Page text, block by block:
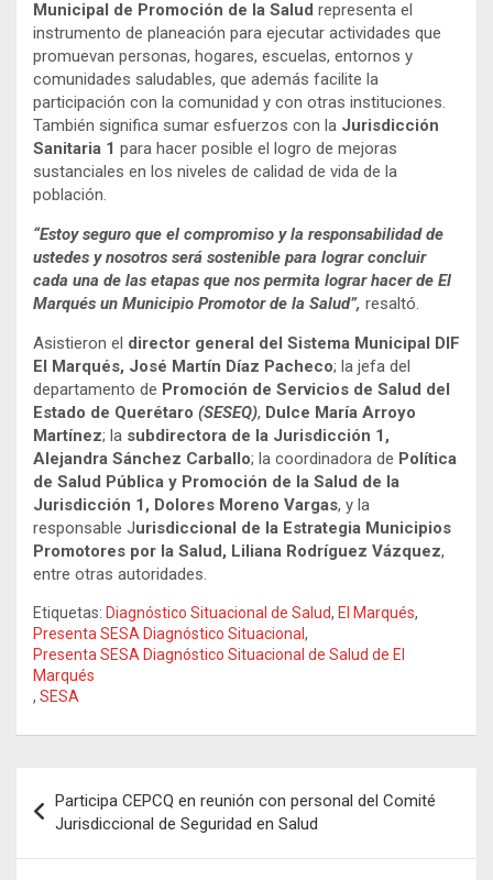
Municipal de Promoción de la Salud representa el
instrumento de planeación para ejecutar actividades que
promuevan personas, hogares, escuelas, entornos y
comunidades saludables, que además facilite la
participación con la comunidad y con otras instituciones.
También significa sumar esfuerzos con la Jurisdicción
Sanitaria 1 para hacer posible el logro de mejoras
sustanciales en los niveles de calidad de vida de la
población.
“Estoy seguro que el compromiso y la responsabilidad de
ustedes y nosotros será sostenible para lograr concluir
cada una de las etapas que nos permita lograr hacer de El
Marqués un Municipio Promotor de la Salud”, resaltó.
Asistieron el director general del Sistema Municipal DIF
El Marqués, José Martín Díaz Pacheco; la jefa del
departamento de Promoción de Servicios de Salud del
Estado de Querétaro (SESEQ), Dulce María Arroyo
Martínez; la subdirectora de la Jurisdicción 1,
Alejandra Sánchez Carballo; la coordinadora de Política
de Salud Pública y Promoción de la Salud de la
Jurisdicción 1, Dolores Moreno Vargas, y la
responsable Jurisdiccional de la Estrategia Municipios
Promotores por la Salud, Liliana Rodríguez Vázquez,
entre otras autoridades.
Etiquetas: Diagnóstico Situacional de Salud, El Marqués,
Presenta SESA Diagnóstico Situacional ,
Presenta SESA Diagnóstico Situacional de Salud de El
Marqués
, SESA
de
entradas
Participa CEPCQ en reunión con personal del Comité
Jurisdiccional de Seguridad en Salud